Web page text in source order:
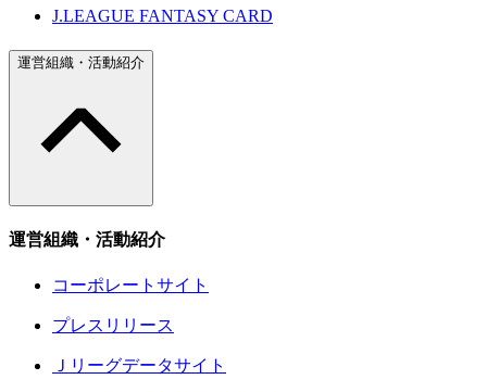
J.LEAGUE FANTASY CARD
運営組織・活動紹介
運営組織・活動紹介
コーポレートサイト
プレスリリース
Ｊリーグデータサイト